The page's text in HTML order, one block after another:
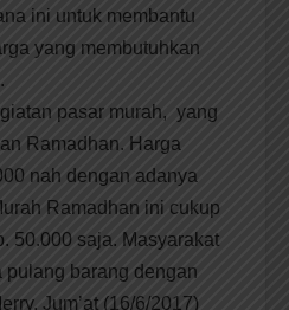
ini untuk membantu
yang membutuhkan
pasar murah, yang
Ramadhan. Harga
nah dengan adanya
Ramadhan ini cukup
50.000 saja. Masyarakat
pulang barang dengan
Jum’at (16/6/2017)